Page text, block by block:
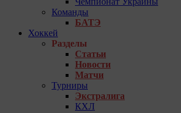
Команды
БАТЭ
Хоккей
Разделы
Статьи
Новости
Матчи
Турниры
Экстралига
КХЛ